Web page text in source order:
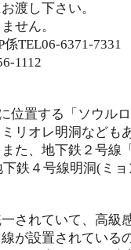
渡し下さい。
せん。
TEL06-6371-7331
1112
位置する「ソウル
リオレ明洞なども
た、地下鉄２号線
鉄４号線明洞(ミ
されていて、高級
が設置されている